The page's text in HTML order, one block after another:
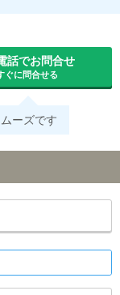
話でお問合せ
ぐに問合せる
ーズです